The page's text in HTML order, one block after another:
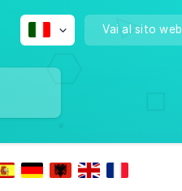
Vai al sito web